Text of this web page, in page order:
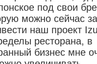
под свои
можно сейчас
наш проект
ресторана, в
бизнес мне